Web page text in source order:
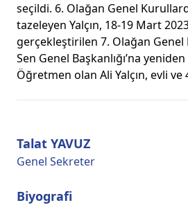
seçildi. 6. Olağan Genel
tazeleyen Yalçın, 18-19 Mart
gerçekleştirilen 7. Olağan Genel
Sen Genel Başkanlığı’na
Öğretmen olan Ali Yalçın, evli ve
Talat YAVUZ
Genel Sekreter
Biyografi